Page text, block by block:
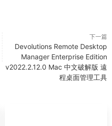
下一篇
Devolutions Remote Desktop
Manager Enterprise Edition
v2022.2.12.0 Mac 中文破解版 遠
程桌面管理工具